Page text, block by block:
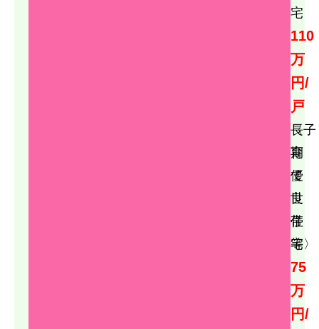
宅
110
万
円/
戸
〈子
育
て
世
帯
等〉
長
期
優
良
住
宅
75
万
円/